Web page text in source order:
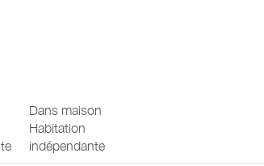
Dans maison
Habitation
indépendante